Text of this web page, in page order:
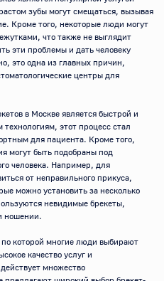
зубы могут смещаться, вызывая
Кроме того, некоторые люди могут
что также не выглядит
эти проблемы и дать человеку
это одна из главных причин,
центры для
в Москве является быстрой и
этот процесс стал
для пациента. Кроме того,
могут быть подобраны под
человека. Например, для
от неправильного прикуса,
можно установить за несколько
невидимые брекеты,
ношении.
которой многие люди выбирают
качество услуг и
множество